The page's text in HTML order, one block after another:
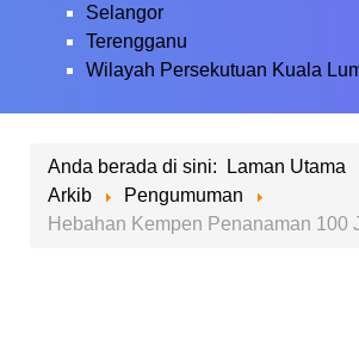
Selangor
Terengganu
Wilayah Persekutuan Kuala
Anda berada di sini: Laman Utama
Arkib
Pengumuman
Hebahan Kempen Penanaman 100